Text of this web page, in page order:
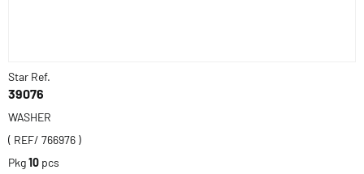
Star Ref.
39076
WASHER
( REF/ 766976 )
Pkg10 pcs